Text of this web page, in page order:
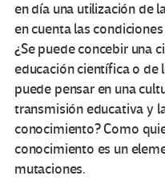
en día una utilización de
en cuenta las
¿Se puede concebir una
educación científica o de
puede pensar en una
transmisión educativa y
conocimiento? Como
conocimiento es un
mutaciones.